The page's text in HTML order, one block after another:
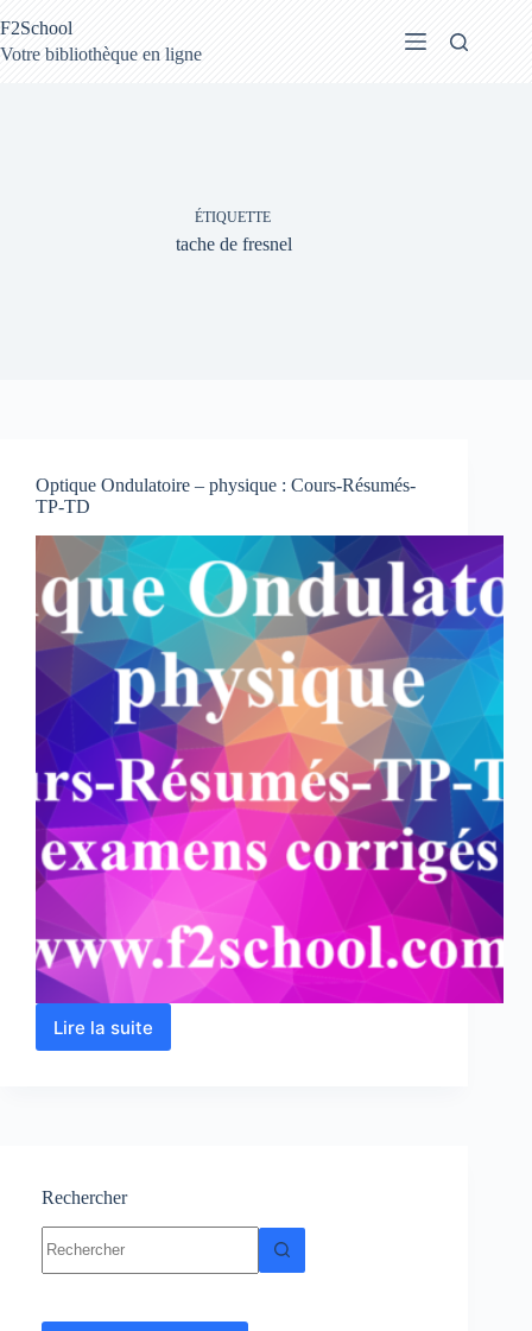
au
contenu
F2School
Votre bibliothèque en ligne
ÉTIQUETTE
tache de fresnel
Optique Ondulatoire – physique : Cours-Résumés-
TP-TD
Lire la suite
Optique
TP-
Rechercher
résultat